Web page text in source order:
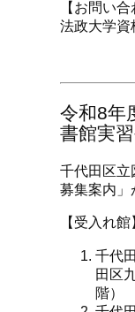
【お問い合
法政大学資
令和8年
書館実
千代田区立
募集案内」
【受入れ館
千代
田区
階）